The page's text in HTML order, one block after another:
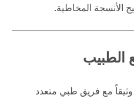
الأنسجة المخاطية.
الطبيب
وثيقاً مع فريق طبي متعدد